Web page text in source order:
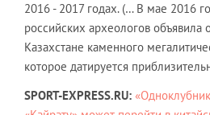
2016 - 2017 годах. (… В мае 2016
российских археологов объявила
Казахстане каменного
которое датируется
SPORT-EXPRESS.RU: